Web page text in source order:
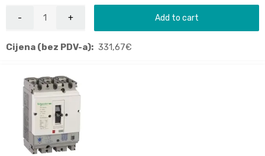
Add to cart
Cijena (bez PDV-a): 331,67€